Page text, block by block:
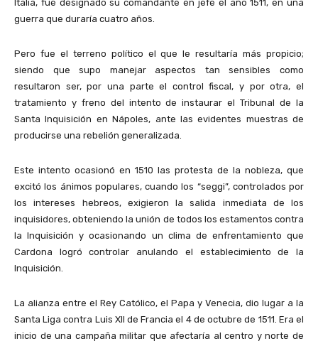
Italia, fue designado su comandante en jefe el año 1511, en una
guerra que duraría cuatro años.
Pero fue el terreno político el que le resultaría más propicio;
siendo que supo manejar aspectos tan sensibles como
resultaron ser, por una parte el control fiscal, y por otra, el
tratamiento y freno del intento de instaurar el Tribunal de la
Santa Inquisición en Nápoles, ante las evidentes muestras de
producirse una rebelión generalizada.
Este intento ocasionó en 1510 las protesta de la nobleza, que
excitó los ánimos populares, cuando los “seggi”, controlados por
los intereses hebreos, exigieron la salida inmediata de los
inquisidores, obteniendo la unión de todos los estamentos contra
la Inquisición y ocasionando un clima de enfrentamiento que
Cardona logró controlar anulando el establecimiento de la
Inquisición.
La alianza entre el Rey Católico, el Papa y Venecia, dio lugar a la
Santa Liga contra Luis XII de Francia el 4 de octubre de 1511. Era el
inicio de una campaña militar que afectaría al centro y norte de